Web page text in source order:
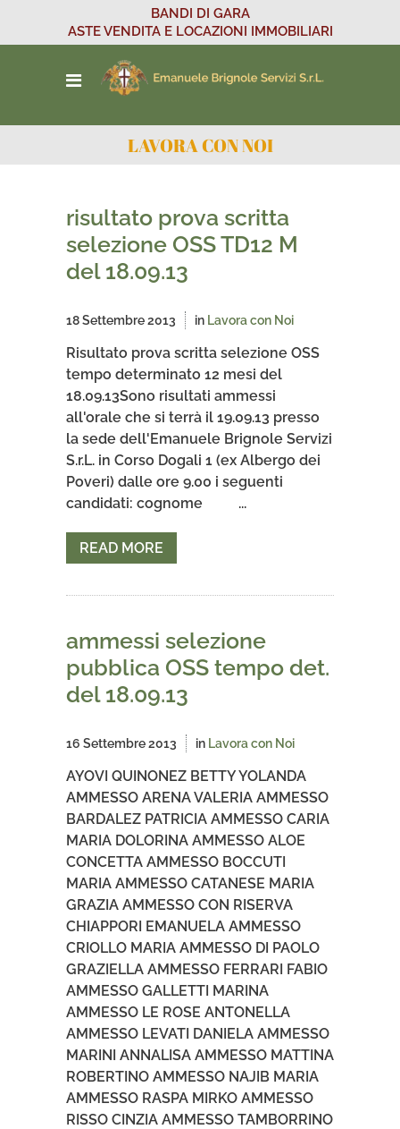
BANDI DI GARA
ASTE VENDITA E LOCAZIONI IMMOBILIARI
LAVORA CON NOI
risultato prova scritta
selezione OSS TD12 M
del 18.09.13
18 Settembre 2013 in Lavora con Noi
Risultato prova scritta selezione OSS
tempo determinato 12 mesi del
18.09.13Sono risultati ammessi
all'orale che si terrà il 19.09.13 presso
la sede dell'Emanuele Brignole Servizi
S.r.L. in Corso Dogali 1 (ex Albergo dei
Poveri) dalle ore 9.00 i seguenti
candidati: cognome ...
READ MORE
ammessi selezione
pubblica OSS tempo det.
del 18.09.13
16 Settembre 2013 in Lavora con Noi
AYOVI QUINONEZ BETTY YOLANDA
AMMESSO ARENA VALERIA AMMESSO
BARDALEZ PATRICIA AMMESSO CARIA
MARIA DOLORINA AMMESSO ALOE
CONCETTA AMMESSO BOCCUTI
MARIA AMMESSO CATANESE MARIA
GRAZIA AMMESSO CON RISERVA
CHIAPPORI EMANUELA AMMESSO
CRIOLLO MARIA AMMESSO DI PAOLO
GRAZIELLA AMMESSO FERRARI FABIO
AMMESSO GALLETTI MARINA
AMMESSO LE ROSE ANTONELLA
AMMESSO LEVATI DANIELA AMMESSO
MARINI ANNALISA AMMESSO MATTINA
ROBERTINO AMMESSO NAJIB MARIA
AMMESSO RASPA MIRKO AMMESSO
RISSO CINZIA AMMESSO TAMBORRINO